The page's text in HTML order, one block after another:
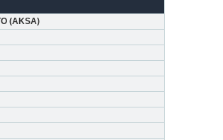
(AKSA)